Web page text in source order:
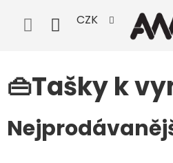
obsah
CZK
👜Tašky k